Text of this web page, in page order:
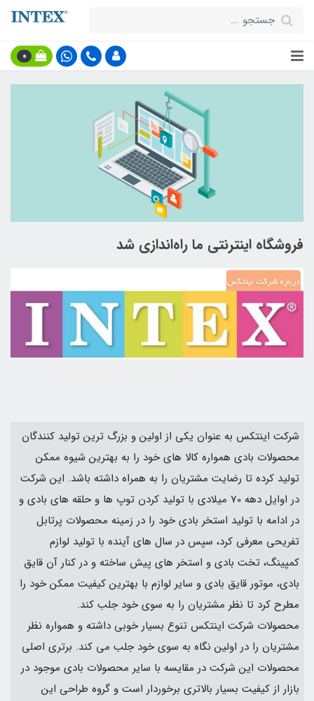
0
فروشگاه اینترنتی ما راه‌اندازی شد
شرکت اینتکس به عنوان یکی از اولین و بزرگ ترین تولید کنندگان
محصولات بادی همواره کالا های خود را به بهترین شیوه ممکن
تولید کرده تا رضایت مشتریان را به همراه داشته باشد. این شرکت
در اوایل دهه 70 میلادی با تولید کردن توپ ها و حلقه های بادی و
در ادامه با تولید استخر بادی خود را در زمینه محصولات پرتابل
تفریحی معرفی کرد، سپس در سال های آینده با تولید لوازم
کمپینگ، تخت بادی و استخر های پیش ساخته و در کنار آن قایق
بادی، موتور قایق بادی و سایر لوازم با بهترین کیفیت ممکن خود را
مطرح کرد تا نظر مشتریان را به سوی خود جلب کند.
محصولات شرکت اینتکس تنوع بسیار خوبی داشته و همواره نظر
مشتریان را در اولین نگاه به سوی خود جلب می کند. برتری اصلی
محصولات این شرکت در مقایسه با سایر محصولات بادی موجود در
بازار از کیفیت بسیار بالاتری برخوردار است و گروه طراحی این